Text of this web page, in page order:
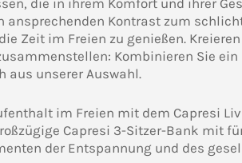
ansprechenden Kontrast zum
Zeit im Freien zu genießen.
Kombinieren Sie
aus unserer Auswahl.
im Freien mit dem Capresi
Capresi 3-Sitzer-Bank mit
der Entspannung und des